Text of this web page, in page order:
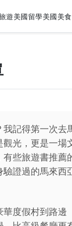
遊美國留學美國美食
記得第一次去
光，更是一場
些旅遊書推薦
證過的馬來西
度假村到路邊